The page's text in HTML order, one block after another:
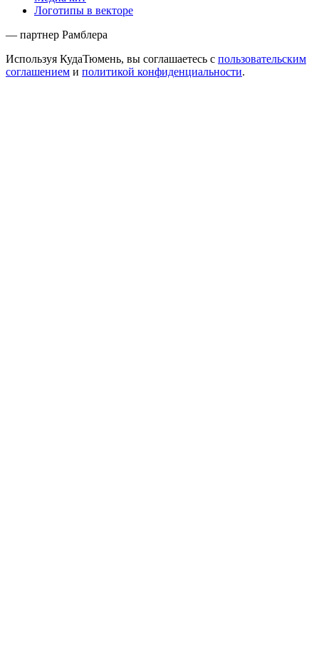
Логотипы в векторе
— партнер Рамблера
Используя КудаТюмень, вы соглашаетесь с пользовательским
соглашением и политикой конфиденциальности.